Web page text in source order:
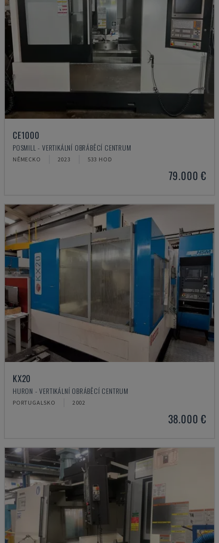
CE1000
POSMILL - VERTIKÁLNÍ OBRÁBĚCÍ CENTRUM
NĚMECKO 2023 533 HOD
79.000 €
KX20
HURON - VERTIKÁLNÍ OBRÁBĚCÍ CENTRUM
PORTUGALSKO 2002
38.000 €